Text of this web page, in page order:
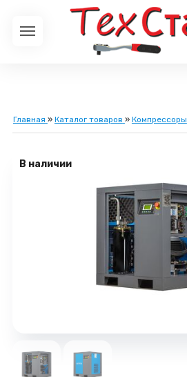
Главная » Каталог товаров » Компрессоры
В наличии